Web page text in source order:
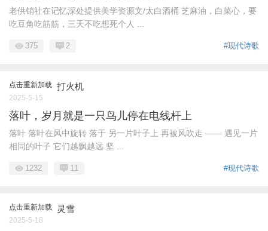
老供销社在记忆深处提供美学资源文/太白酒桶 芝麻油，白菜心，要
吃豆角吃筋筋，三天不吃想死个人 ...
#现代诗歌
375 2
点击重新加载 打火机
2025-5-15
落叶，岁月就是一只鸟儿停在电线杆上
落叶 落叶在风中旋转 落于 另一片叶子上 再被风吹走 —— 遇见一片
相同的叶子 它们越飘越远 坚 ...
#现代诗歌
1232 11
点击重新加载 灵雪
2025-5-18